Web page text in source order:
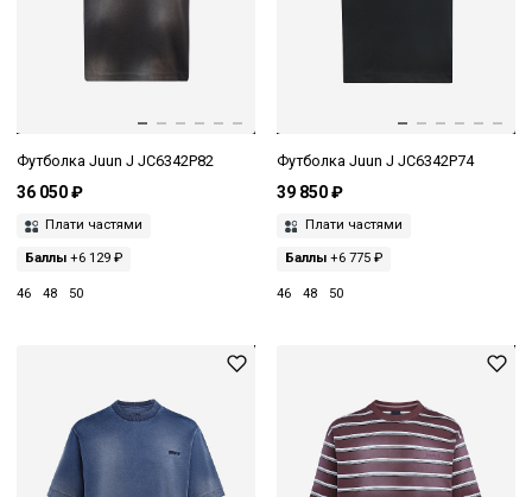
Футболка Juun J JC6342P82
36 050 ₽
Плати частями
Баллы +6 129 ₽
46 48 50
Футболка Juun J JC6342P74
39 850 ₽
Плати частями
Баллы+6 775 ₽
46 48 50